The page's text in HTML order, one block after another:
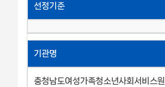
선정기준
기관명
충청남도여성가족청소년사회서비스원